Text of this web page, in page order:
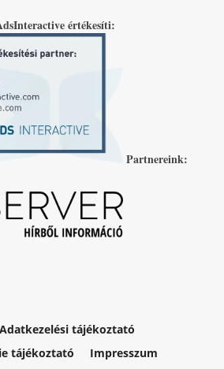
értékesíti:
Partnereink:
Adatkezelési tájékoztató
tájékoztató
Impresszum